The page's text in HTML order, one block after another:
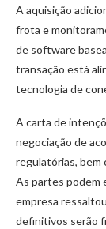
A aquisição
frota e
de software
transação está
tecnologia de
A carta de
negociação de
regulatórias, bem
As partes podem
empresa
definitivos serão